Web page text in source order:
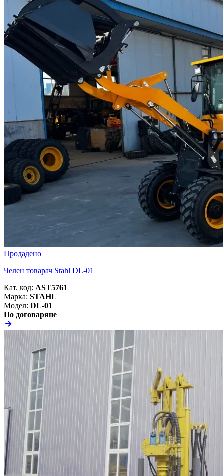
Продадено
Челен товарач Stahl DL-01
Кат. код: AST5761
Марка: STAHL
Модел: DL-01
По договаряне